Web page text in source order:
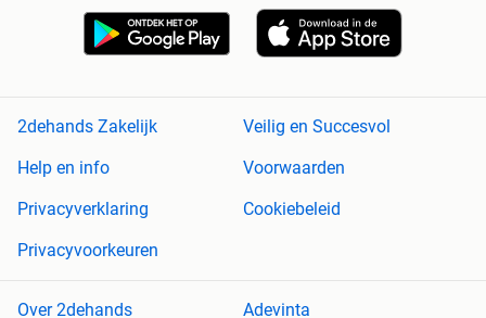
2dehands Zakelijk
Veilig en Succesvol
Help en info
Voorwaarden
Privacyverklaring
Cookiebeleid
Privacyvoorkeuren
Over 2dehands Adevinta